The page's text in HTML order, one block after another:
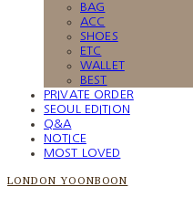
BAG
ACC
SHOES
ETC
WALLET
BEST
PRIVATE ORDER
SEOUL EDITION
Q&A
NOTICE
MOST LOVED
LONDON YOONBOON